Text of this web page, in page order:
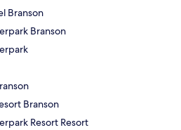
Branson
Branson
Branson
Resort Resort